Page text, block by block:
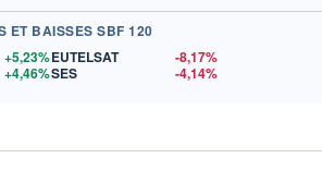
ET BAISSES SBF 120
+5,23%
+4,46%
EUTELSAT
-8,17%
SES
-4,14%